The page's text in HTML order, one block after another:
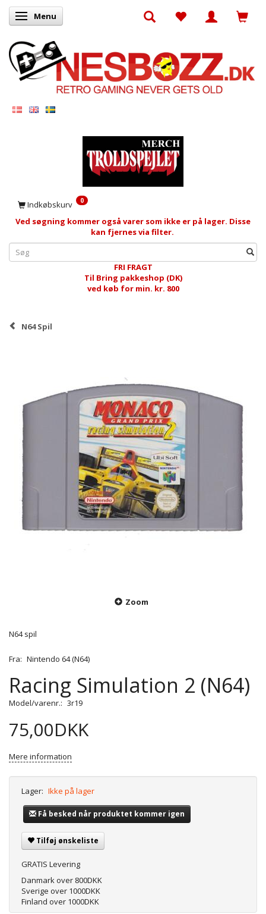
Skifte navigation
Menu
Indkøbskurv 0
Ved søgning kommer også varer som ikke er på lager. Disse
kan fjernes via filter.
FRI FRAGT
Til Bring pakkeshop (DK)
ved køb for min. kr. 800
N64 Spil
Zoom
N64 spil
Fra: Nintendo 64 (N64)
Racing Simulation 2 (N64)
Model/varenr.: 3r19
75,00DKK
Mere information
Lager: Ikke på lager
Få besked når produktet kommer igen
Tilføj ønskeliste
GRATIS Levering
Danmark over 800DKK
Sverige over 1000DKK
Finland over 1000DKK